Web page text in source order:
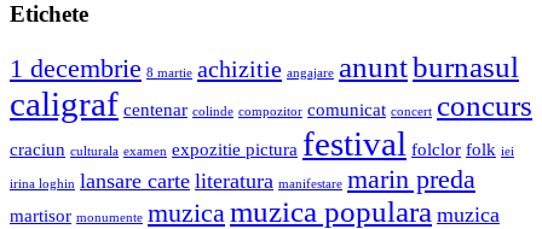
Etichete
1 decembrie 8 martie achizitie angajare anuntburnasul
caligraf centenar colinde compozitor comunicat concert concurs
craciun culturala examen expozitie pictura festival folclor folk iei
irina loghin lansare carte literatura manifestare marin preda
martisor monumente muzica muzica populara muzica